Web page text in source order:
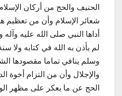
الحنيف والحج من أركان
شعائر الإسلام وأن من تعظيم
أداها النبي صلى الله عليه
لم يأذن به الله في كتابه ولا
وسلم ينافي تماما مقصودها
والإجلال وأن من التزام أخوة
الحج عن ما يعكر على مظهر